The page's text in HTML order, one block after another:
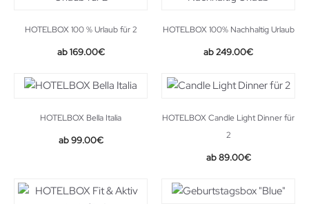
HOTELBOX 100 % Urlaub für 2
169.00€
HOTELBOX 100% Nachhaltig Urlaub
249.00€
HOTELBOX Bella Italia
99.00€
HOTELBOX Candle Light Dinner für
2
89.00€